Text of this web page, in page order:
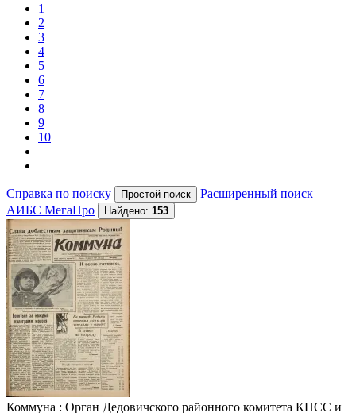
1
2
3
4
5
6
7
8
9
10
Справка по поиску
Расширенный поиск
АИБС МегаПро
Найдено: 153
Коммуна : Орган Дедовичского районного комитета КПСС и